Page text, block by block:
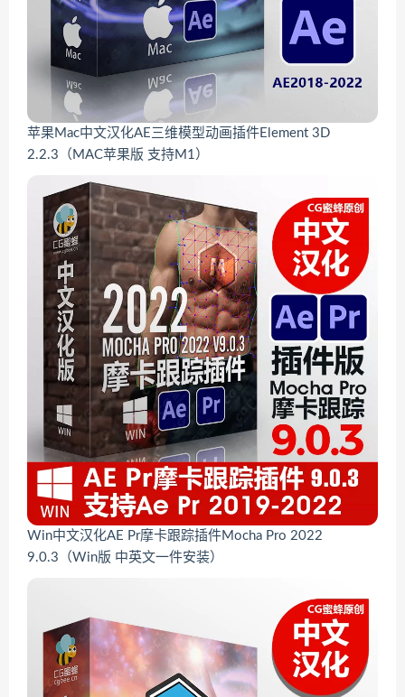
苹果Mac中文汉化AE三维模型动画插件Element 3D
2.2.3（MAC苹果版 支持M1）
Win中文汉化AE Pr摩卡跟踪插件Mocha Pro 2022
9.0.3（Win版 中英文一件安装）